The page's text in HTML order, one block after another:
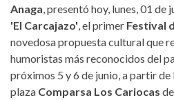
Anaga, presentó hoy, lunes, 01
'El Carcajazo', el primer Festival
novedosa propuesta cultural que
humoristas más reconocidos del
próximos 5 y 6 de junio, a partir de
plaza Comparsa Los Cariocas de